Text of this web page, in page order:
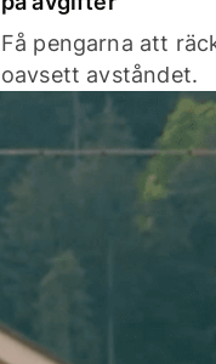
Få pengarna att
oavsett avståndet.